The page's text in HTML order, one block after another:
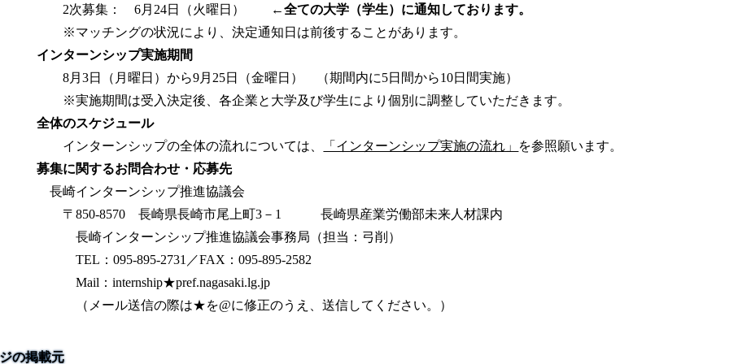
2次募集： 6月24日（火曜日）
←全ての大学（学生）に通知しております。
※マッチングの状況により、決定通知日は前後することがあります。
インターンシップ実施期間
8月3日（月曜日）から9月25日（金曜日） （期間内に5日間から10日間実施）
※実施期間は受入決定後、各企業と大学及び学生により個別に調整していただきます。
全体のスケジュール
インターンシップの全体の流れについては、
「インターンシップ実施の流れ」 を参照願います。
募集に関するお問合わせ・応募先
長崎インターンシップ推進協議会
〒850-8570 長崎県長崎市尾上町3－1 長崎県産業労働部未来人材課内
長崎インターンシップ推進協議会事務局（担当：弓削）
TEL：095-895-2731／FAX：095-895-2582
Mail：internship★pref.nagasaki.lg.jp
（メール送信の際は★を@に修正のうえ、送信してください。）
の掲載元